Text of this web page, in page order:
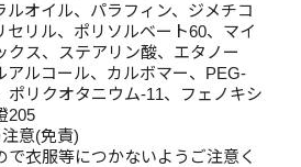
ルオイル、パラフィン、ジメチコ
セリル、ポリソルベート60、マイ
クス、ステアリン酸、エタノー
アルコール、カルボマー、PEG-
ポリクオタニウム-11、フェノキシ
205
意(免責)
衣服等につかないようご注意く